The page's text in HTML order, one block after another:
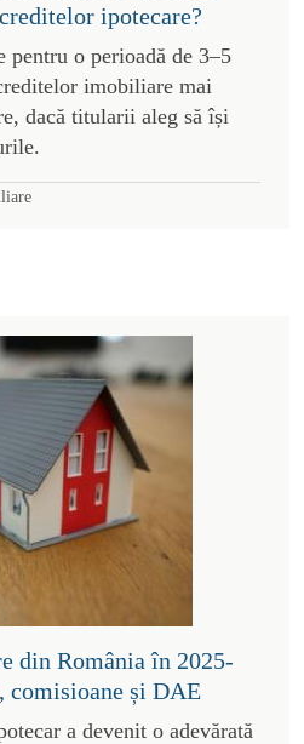
ipotecare?
o perioadă de 3–5
imobiliare mai
dacă titularii aleg să își
din România în 2025-
comisioane și DAE
a devenit o adevărată